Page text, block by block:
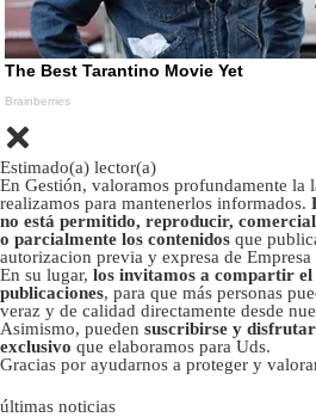
Estimado(a) lector(a)
En Gestión, valoramos profundamente la
realizamos para mantenerlos informados.
no está permitido, reproducir,
o parcialmente los contenidos que
autorizacion previa y expresa de
En su lugar, los invitamos a compartir el
publicaciones, para que más personas
veraz y de calidad directamente desde
Asimismo, pueden suscribirse y
exclusivo que elaboramos para Uds.
Gracias por ayudarnos a proteger y
últimas noticias